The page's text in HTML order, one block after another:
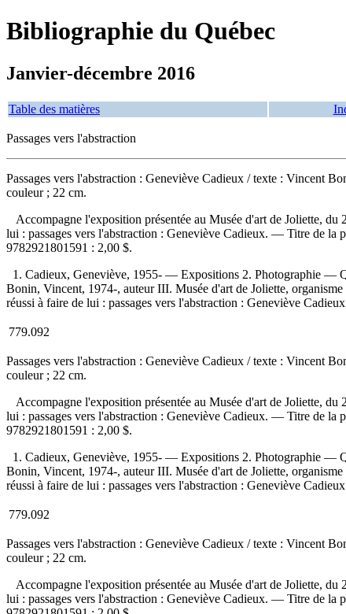
Bibliographie du Québec
Janvier-décembre 2016
Table des matières
Passages vers l'abstraction
Passages vers l'abstraction : Geneviève Cadieux / texte : Vincent
couleur ; 22 cm.
Accompagne l'exposition présentée au Musée d'art de Joliette,
lui : passages vers l'abstraction : Geneviève Cadieux. — Titre de la
9782921801591 : 2,00 $.
1. Cadieux, Geneviève, 1955- — Expositions 2. Photographie —
Bonin, Vincent, 1974-, auteur III. Musée d'art de Joliette,
réussi à faire de lui : passages vers l'abstraction : Geneviève
779.092
Passages vers l'abstraction : Geneviève Cadieux / texte : Vincent
couleur ; 22 cm.
Accompagne l'exposition présentée au Musée d'art de Joliette,
lui : passages vers l'abstraction : Geneviève Cadieux. — Titre de la
9782921801591 : 2,00 $.
1. Cadieux, Geneviève, 1955- — Expositions 2. Photographie —
Bonin, Vincent, 1974-, auteur III. Musée d'art de Joliette,
réussi à faire de lui : passages vers l'abstraction : Geneviève
779.092
Passages vers l'abstraction : Geneviève Cadieux / texte : Vincent
couleur ; 22 cm.
Accompagne l'exposition présentée au Musée d'art de Joliette,
lui : passages vers l'abstraction : Geneviève Cadieux. — Titre de la